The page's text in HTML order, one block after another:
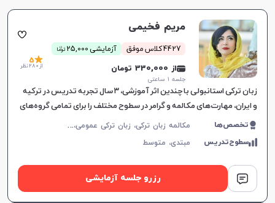
مریم فخیمی
4427 کلاس موفق آزمایشی 25,000 توما
ن
از 330,000 تومان
جلسه ۱ ساعتی
5
از 280 نظر
زبان ترکی استانبولی با چندین اثر آموزشی، ۳ سال تجربه تدریس در ترکیه
و ایران، مهارت‌های مکالمه و گرامر در سطوح مختلف را برای تمامی گروه‌های
سنی آموزش می‌دهد.
تخصص‌ها م
کالمه زبان ترکی، زبان ترکی عمومی، زبان ترکی کودکان
سطوح‌تدریس مبتدی، متوسط
رزرو جلسه آزمایشی